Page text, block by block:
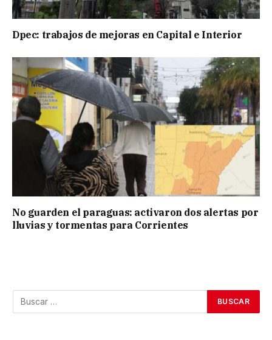
Dpec: trabajos de mejoras en Capital e Interior
No guarden el paraguas: activaron dos alertas por
lluvias y tormentas para Corrientes